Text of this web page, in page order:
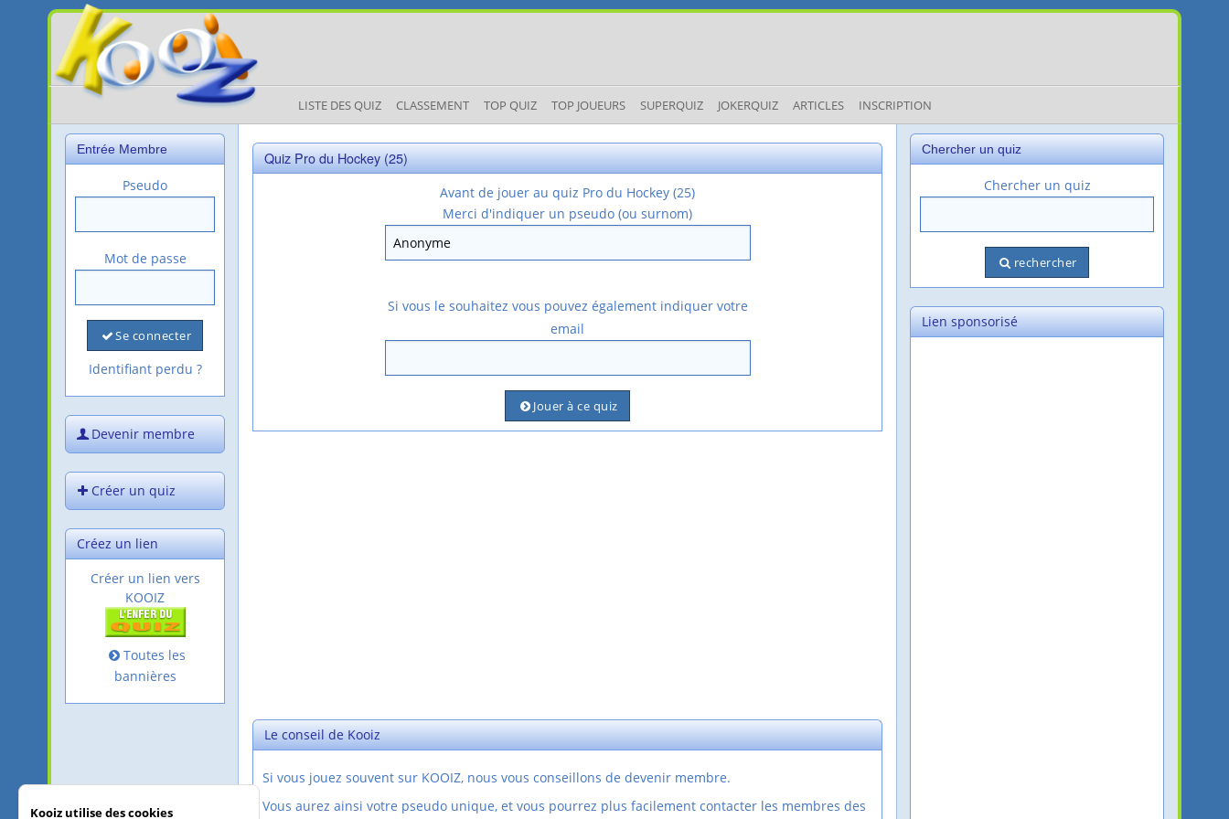
LISTE DES QUIZ CLASSEMENT TOP QUIZ TOP JOUEURS SUPERQUIZ JOKERQUIZ ARTICLES INSCRIPTION
Entrée Membre
Pseudo
Mot de passe
Se connecter
Identifiant perdu ?
Devenir membre
Créer un quiz
Créez un lien
Créer un lien vers
KOOIZ
Toutes les
bannières
Quiz Pro du Hockey (25)
Avant de jouer au quiz Pro du Hockey (25)
Merci d'indiquer un pseudo (ou surnom)
Si vous le souhaitez vous pouvez également indiquer votre
email
Jouer à ce quiz
Le conseil de Kooiz
Si vous jouez souvent sur KOOIZ, nous vous conseillons de devenir membre.
Vous aurez ainsi votre pseudo unique, et vous pourrez plus facilement contacter les membres des
Chercher un quiz
Chercher un quiz
rechercher
Lien sponsorisé
Kooiz utilise des cookies